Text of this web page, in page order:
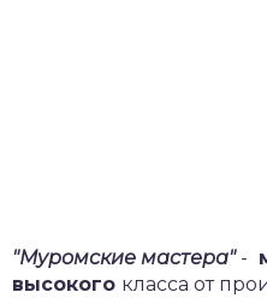
"Муромские мастера"-
высокого класса от